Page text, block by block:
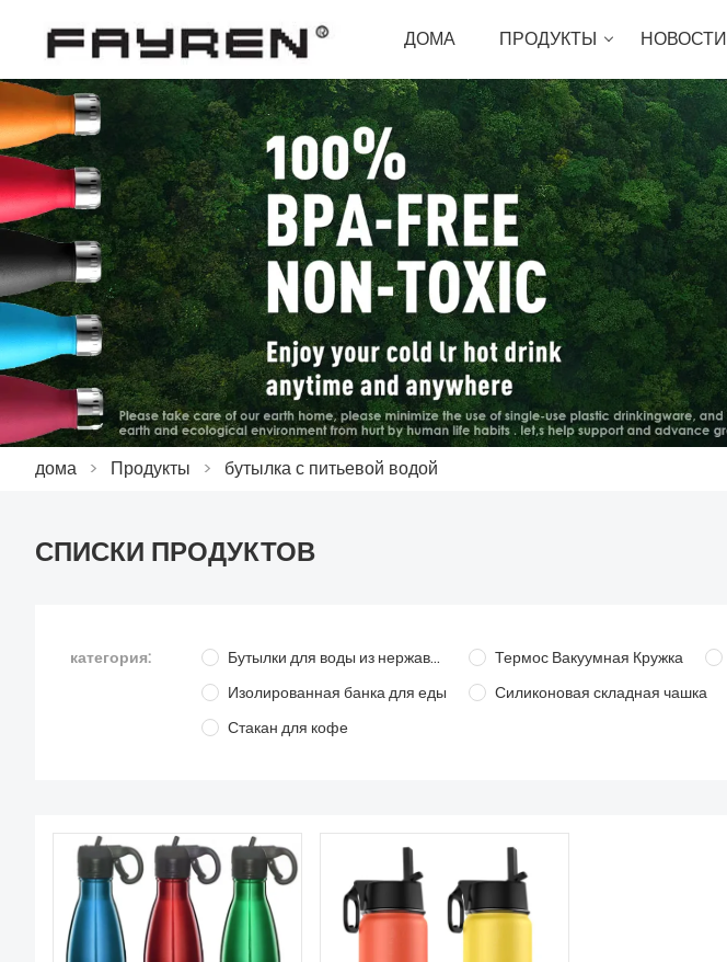
ДОМА ПРОДУКТЫ НОВОСТИ
дома > Продукты > бутылка с питьевой водой
СПИСКИ ПРОДУКТОВ
категория: Бутылки для воды из нержавеющей стали Термос Вакуумная Кружка
Изолированная банка для еды
Силиконовая складная чашка
Стакан для кофе